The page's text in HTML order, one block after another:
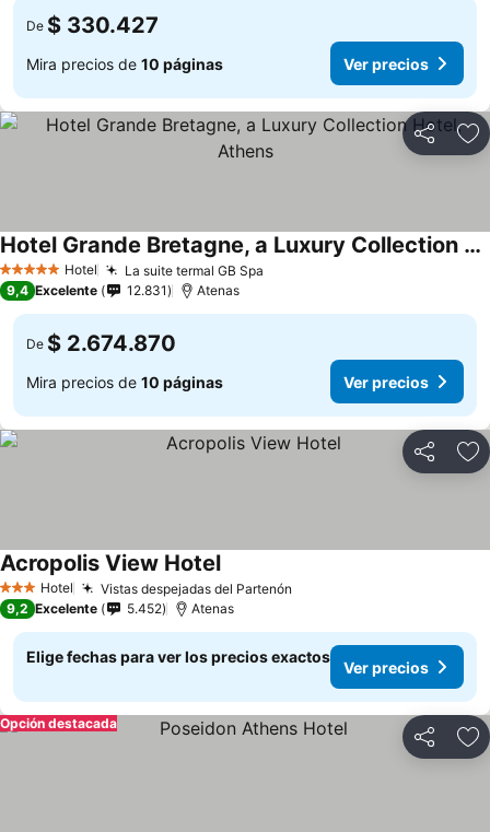
De $ 330.427
Mira precios de 10 páginas Ver precios
Compartir
5 Estrellas Hotel La suite termal GB Spa
Hotel Grande Bretagne, a Luxury Collection Hotel, Athens
Ver precios
9,4 Excelente 12.831 Atenas
De $ 2.674.870
Mira precios de 10 páginas Ver precios
Compartir
3 Estrellas
Hotel Vistas despejadas del Partenón
Acropolis View HotelVer precios
9,2 Excelente 5.452 Atenas
Elige fechas para ver los precios exactos
Ver precios
Compartir
Opción destacada